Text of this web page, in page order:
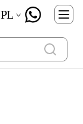
PL